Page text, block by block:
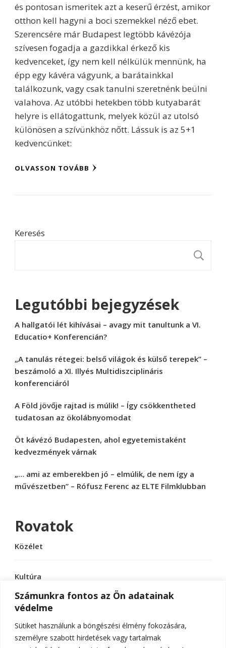
Számunkra fontos az Ön adatainak
védelme
Sütiket használunk a böngészési élmény fokozására,
személyre szabott hirdetések vagy tartalmak
és pontosan ismeritek azt a keserű érzést, amikor
otthon kell hagyni a boci szemekkel néző ebet.
Szerencsére már Budapest legtöbb kávézója
szívesen fogadja a gazdikkal érkező kis
kedvenceket, így nem kell nélkülük mennünk, ha
épp egy kávéra vágyunk, a barátainkkal
találkozunk, vagy csak tanulni szeretnénk beülni
valahova. Az utóbbi hetekben több kutyabarát
helyre is ellátogattunk, melyek közül az utolsó
különösen a szívünkhöz nőtt. Lássuk is az 5+1
kedvencünket:
OLVASSON TOVÁBB
Keresés
Legutóbbi bejegyzések
A hallgatói lét kihívásai – avagy mit tanultunk a VI.
Educatio+ Konferencián?
„A tanulás rétegei: belső világok és külső terepek” –
beszámoló a XI. Illyés Multidiszciplináris
konferenciáról
A Föld jövője rajtad is múlik! – Így csökkentheted
tudatosan az ökolábnyomodat
Öt kávézó Budapesten, ahol egyetemistaként
kedvezmények várnak
„… ami az emberekben jó – elmúlik, de nem így a
művészetben” – Rófusz Ferenc az ELTE Filmklubban
Rovatok
Közélet
Kultúra
Sport
Tudomány